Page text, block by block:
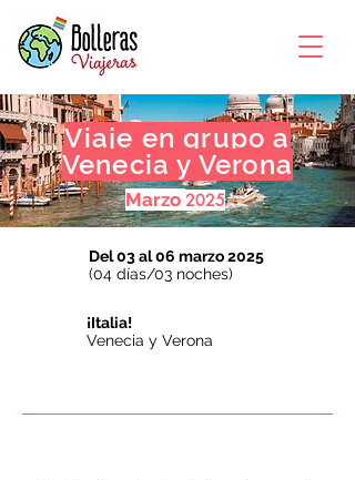
Viaje en grupo a
Venecia y Verona
Marzo 2025
Del 03 al 06 marzo 2025
(04 días/03 noches)
¡Italia!
Venecia y Verona